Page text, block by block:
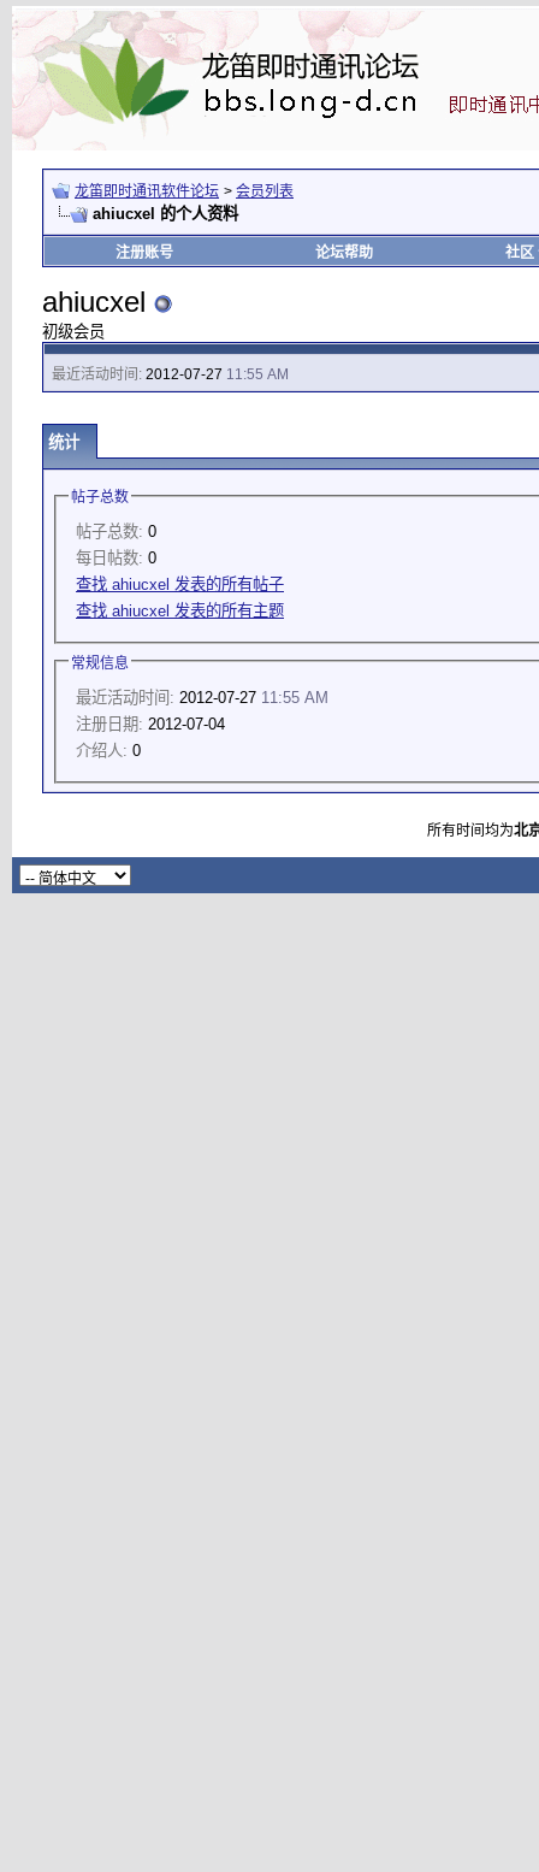
龙笛即时通讯软件论坛 > 会员列表
ahiucxel 的个人资料
注册账号 论坛帮助 社区
ahiucxel
初级会员
最近活动时间: 2012-07-27 11:55 AM
统计
帖子总数
帖子总数: 0
每日帖数: 0
查找 ahiucxel 发表的所有帖子
查找 ahiucxel 发表的所有主题
常规信息
最近活动时间: 2012-07-27 11:55 AM
注册日期: 2012-07-04
介绍人: 0
所有时间均为北